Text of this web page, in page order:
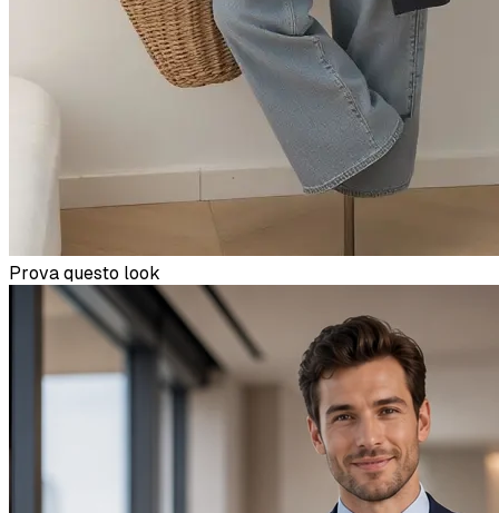
Prova questo look